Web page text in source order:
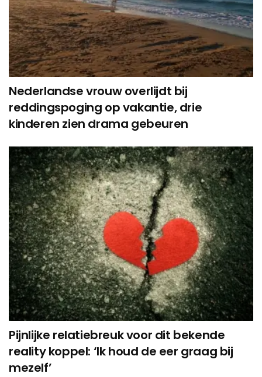
Nederlandse vrouw overlijdt bij
reddingspoging op vakantie, drie
kinderen zien drama gebeuren
Pijnlijke relatiebreuk voor dit bekende
reality koppel: ‘Ik houd de eer graag bij
mezelf’